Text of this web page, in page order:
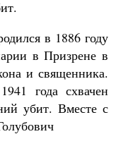
в 1886 году
в Призрене в
и священника.
года схвачен
убит. Вместе с